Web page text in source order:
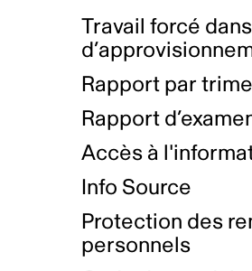
Travail forcé
Rapport par
Rapport
Accès à
Info Source
Protection des
personnels